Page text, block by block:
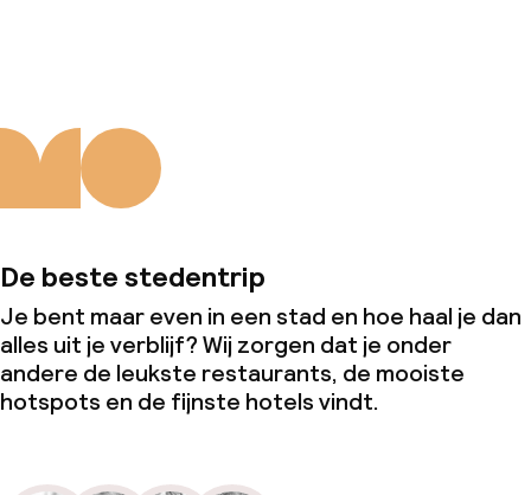
De beste stedentrip
Je bent maar even in een stad en hoe haal je dan
alles uit je verblijf? Wij zorgen dat je onder
andere de leukste restaurants, de mooiste
hotspots en de fijnste hotels vindt.